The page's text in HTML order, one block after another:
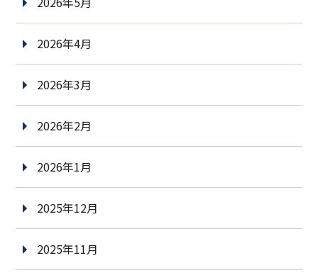
2026年4月
2026年3月
2026年2月
2026年1月
2025年12月
2025年11月